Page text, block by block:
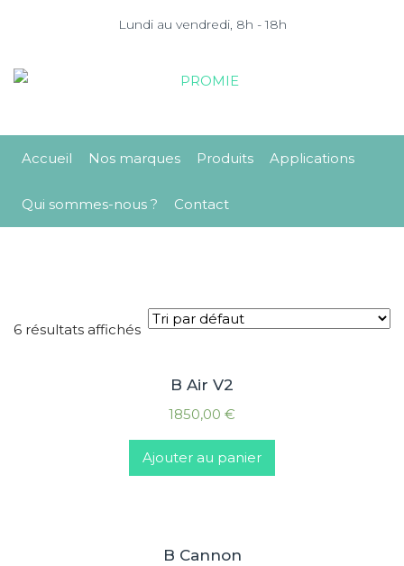
Lundi au vendredi, 8h - 18h
Accueil Nos marques Produits Applications
Qui sommes-nous ? Contact
6 résultats affichés
B Air V2
1850,00 €
Ajouter au panier
B Cannon